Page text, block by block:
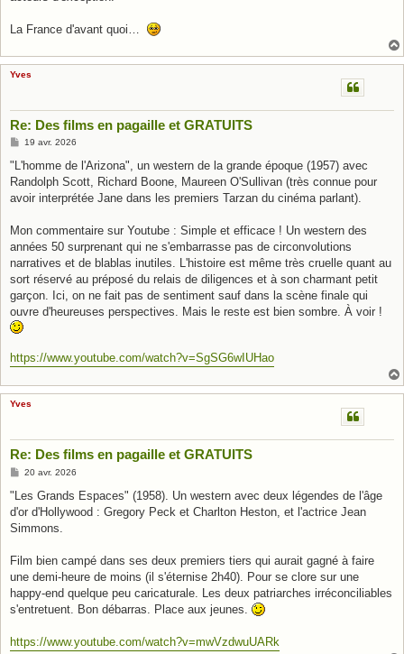
La France d'avant quoi…
Yves
Re: Des films en pagaille et GRATUITS
M
s
a
g
19 avr. 2026
"L'homme de l'Arizona", un western de la grande époque (1957) avec
Randolph Scott, Richard Boone, Maureen O'Sullivan (très connue pour
avoir interprétée Jane dans les premiers Tarzan du cinéma parlant).
Mon commentaire sur Youtube : Simple et efficace ! Un western des
années 50 surprenant qui ne s'embarrasse pas de circonvolutions
narratives et de blablas inutiles. L'histoire est même très cruelle quant au
sort réservé au préposé du relais de diligences et à son charmant petit
garçon. Ici, on ne fait pas de sentiment sauf dans la scène finale qui
ouvre d'heureuses perspectives. Mais le reste est bien sombre. À voir !
https://www.youtube.com/watch?v=SgSG6wIUHao
Yves
Re: Des films en pagaille et GRATUITS
M
s
a
g
20 avr. 2026
"Les Grands Espaces" (1958). Un western avec deux légendes de l'âge
d'or d'Hollywood : Gregory Peck et Charlton Heston, et l'actrice Jean
Simmons.
Film bien campé dans ses deux premiers tiers qui aurait gagné à faire
une demi-heure de moins (il s'éternise 2h40). Pour se clore sur une
happy-end quelque peu caricaturale. Les deux patriarches irréconciliables
s'entretuent. Bon débarras. Place aux jeunes.
https://www.youtube.com/watch?v=mwVzdwuUARk